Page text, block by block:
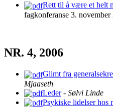
Rett til å være et helt
fagkonferanse 3. november
NR. 4, 2006
Glimt fra
Mjaaseth
Leder- Sølvi Linde
Psykiske lidelser hos